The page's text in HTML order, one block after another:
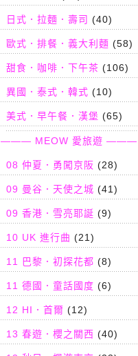
日式．拉麵．壽司 (40)
歐式．排餐．義大利麵 (58)
甜食．咖啡．下午茶 (106)
異國．泰式．韓式 (10)
美式．早午餐．漢堡 (65)
——— MEOW 愛旅遊 ———
08 仲夏．勇闖京阪 (28)
09 曼谷．天使之城 (41)
09 香港．雪亮耶誕 (9)
10 UK 進行曲 (21)
11 巴黎．初探花都 (8)
11 德國．童話國度 (6)
12 HI．首爾 (12)
13 春遊．櫻之關西 (40)